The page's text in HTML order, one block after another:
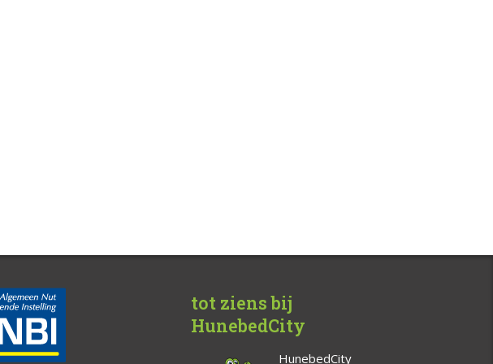
tot ziens bij
HunebedCity
HunebedCity